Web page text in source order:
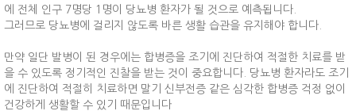
에 전체 인구 7명당 1명이 당뇨병 환자가 될 것으로 예측됩니다.
그러므로 당뇨병에 걸리지 않도록 바른 생활 습관을 유지해야 합니다.
만약 일단 발병이 된 경우에는 합병증을 조기에 진단하여 적절한 치료를 받
을 수 있도록 정기적인 진찰을 받는 것이 중요합니다. 당뇨병 환자라도 조기
에 진단하여 적절히 치료하면 말기 신부전증 같은 심각한 합병증 걱정 없이
건강하게 생활할 수 있기 때문입니다